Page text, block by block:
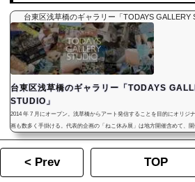
台東区浅草橋のギャラリー「TODAYS GALLERY
台東区浅草橋のギャラリー「TODAYS
STUDIO」
2014 年 7 月にオープン。浅草橋からアート発信することを目的にオリジ
画も数多く手掛ける。代表的企画の「ねこ休み展」は地方開催含めて、開
累計来場者数 10 万人を突破するなど、都内で一番話題のギャラリーです
< Prev TOP